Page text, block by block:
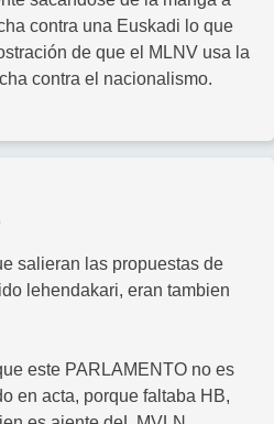
contra una Euskadi lo que
de que el MLNV usa la
contra el nacionalismo.
salieran las propuestas de
lehendakari, eran tambien
este PARLAMENTO no es
en acta, porque faltaba HB,